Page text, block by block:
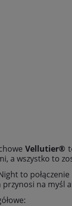
Vellutier®
a wszystko to
to
przynosi na myśl